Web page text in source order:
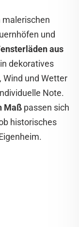
malerischen
und
aus
dekoratives
Wind und Wetter
Note.
Maß passen sich
historisches